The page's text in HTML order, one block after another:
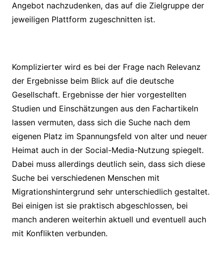
Angebot nachzudenken, das auf die Zielgruppe der
jeweiligen Plattform zugeschnitten ist.
Komplizierter wird es bei der Frage nach Relevanz
der Ergebnisse beim Blick auf die deutsche
Gesellschaft. Ergebnisse der hier vorgestellten
Studien und Einschätzungen aus den Fachartikeln
lassen vermuten, dass sich die Suche nach dem
eigenen Platz im Spannungsfeld von alter und neuer
Heimat auch in der Social-Media-Nutzung spiegelt.
Dabei muss allerdings deutlich sein, dass sich diese
Suche bei verschiedenen Menschen mit
Migrationshintergrund sehr unterschiedlich gestaltet.
Bei einigen ist sie praktisch abgeschlossen, bei
manch anderen weiterhin aktuell und eventuell auch
mit Konflikten verbunden.